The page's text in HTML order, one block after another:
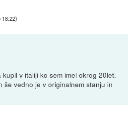
18:22)
v italiji ko sem imel okrog 20let.
še vedno je v originalnem stanju in